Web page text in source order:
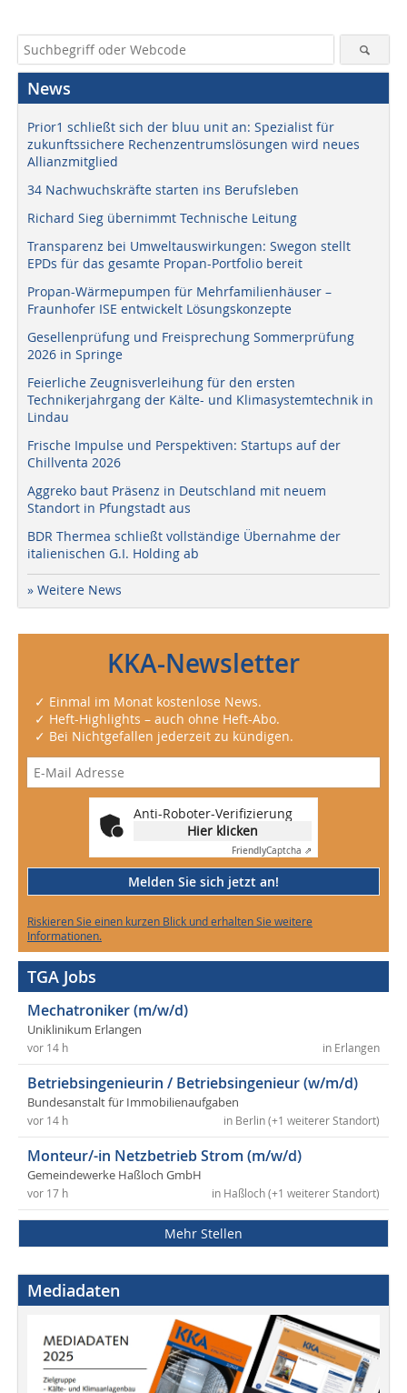
News
Prior1 schließt sich der bluu unit an: Spezialist für
zukunftssichere Rechenzentrumslösungen wird neues
Allianzmitglied
34 Nachwuchskräfte starten ins Berufsleben
Richard Sieg übernimmt Technische Leitung
Transparenz bei Umweltauswirkungen: Swegon stellt
EPDs für das gesamte Propan-Portfolio bereit
Propan-Wärmepumpen für Mehrfamilienhäuser –
Fraunhofer ISE entwickelt Lösungskonzepte
Gesellenprüfung und Freisprechung Sommerprüfung
2026 in Springe
Feierliche Zeugnisverleihung für den ersten
Technikerjahrgang der Kälte- und Klimasystemtechnik in
Lindau
Frische Impulse und Perspektiven: Startups auf der
Chillventa 2026
Aggreko baut Präsenz in Deutschland mit neuem
Standort in Pfungstadt aus
BDR Thermea schließt vollständige Übernahme der
italienischen G.I. Holding ab
» Weitere News
KKA-Newsletter
✓ Einmal im Monat kostenlose News.
✓ Heft-Highlights – auch ohne Heft-Abo.
✓ Bei Nichtgefallen jederzeit zu kündigen.
Anti-Roboter-Verifizierung
Hier klicken
FriendlyCaptcha ⇗
Melden Sie sich jetzt an!
Riskieren Sie einen kurzen Blick und erhalten Sie weitere
Informationen.
TGA Jobs
Mechatroniker (m/w/d)
Uniklinikum Erlangen
in Erlangen
vor 14 h
Betriebsingenieurin / Betriebsingenieur (w/m/d)
Bundesanstalt für Immobilienaufgaben
in Berlin (+1 weiterer Standort)
vor 14 h
Monteur/-in Netzbetrieb Strom (m/w/d)
Gemeindewerke Haßloch GmbH
in Haßloch (+1 weiterer Standort)
vor 17 h
Mehr Stellen
Mediadaten